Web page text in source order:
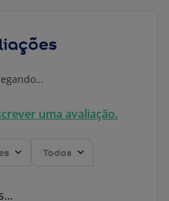
uma avaliação.
Todos